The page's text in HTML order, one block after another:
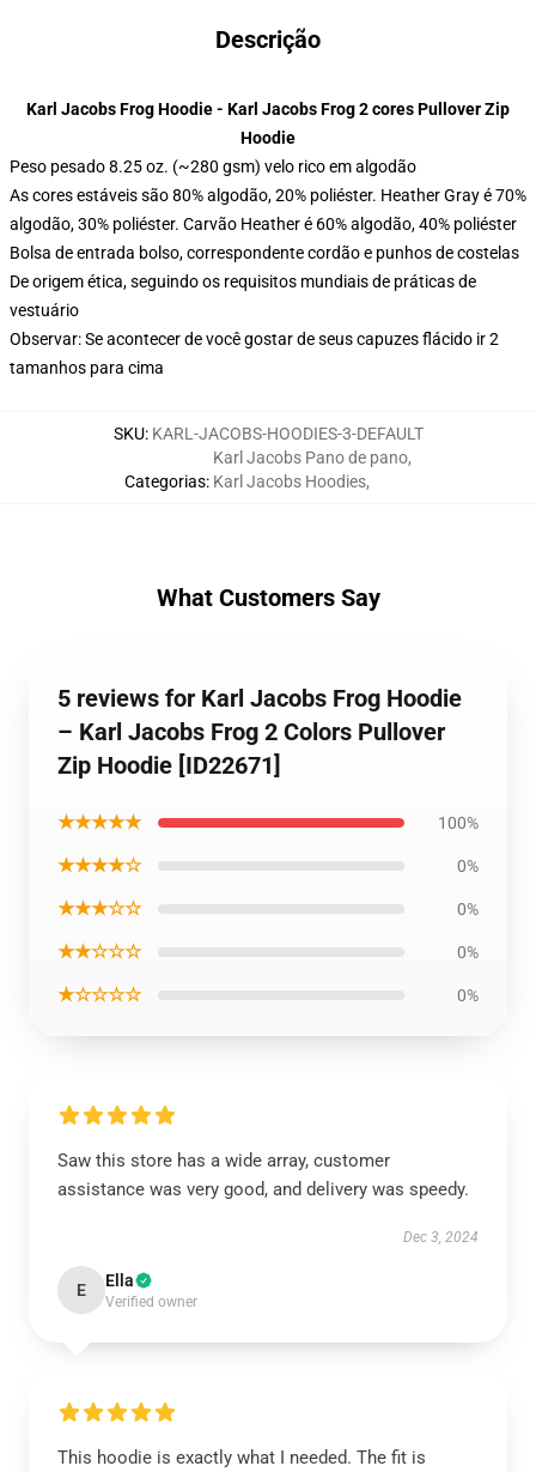
Descrição
Karl Jacobs Frog Hoodie - Karl Jacobs Frog 2 cores Pullover Zip
Hoodie
Peso pesado 8.25 oz. (~280 gsm) velo rico em algodão
As cores estáveis são 80% algodão, 20% poliéster. Heather Gray é 70%
algodão, 30% poliéster. Carvão Heather é 60% algodão, 40% poliéster
Bolsa de entrada bolso, correspondente cordão e punhos de costelas
De origem ética, seguindo os requisitos mundiais de práticas de
vestuário
Observar: Se acontecer de você gostar de seus capuzes flácido ir 2
tamanhos para cima
SKU: KARL-JACOBS-HOODIES-3-DEFAULT
Categorias:
Karl Jacobs Pano de pano,
Karl Jacobs Hoodies,
What Customers Say
5 reviews for Karl Jacobs Frog Hoodie
– Karl Jacobs Frog 2 Colors Pullover
Zip Hoodie [ID22671]
★★★★★ 100%
★★★★☆ 0%
★★★☆☆ 0%
★★☆☆☆ 0%
★☆☆☆☆ 0%
Saw this store has a wide array, customer
assistance was very good, and delivery was speedy.
Dec 3, 2024
E Ella
Verified owner
This hoodie is exactly what I needed. The fit is